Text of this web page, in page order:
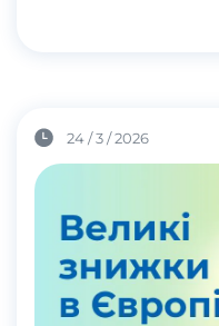
24 / 3 / 2026